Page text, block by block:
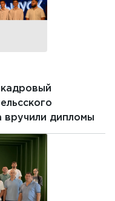
кадровый
вручили дипломы